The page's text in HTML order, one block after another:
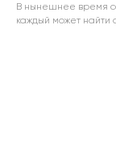
В нынешнее время
каждый может найти